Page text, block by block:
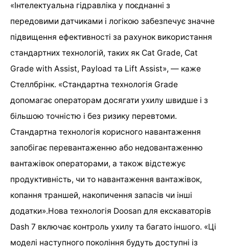
«Інтелектуальна гідравліка у поєднанні з
передовими датчиками і логікою забезпечує значне
підвищення ефективності за рахунок використання
стандартних технологій, таких як Cat Grade, Cat
Grade with Assist, Payload та Lift Assist», — каже
Стеллбрінк. «Стандартна технологія Grade
допомагає операторам досягати ухилу швидше і з
більшою точністю і без ризику перевтоми.
Стандартна технологія корисного навантаження
запобігає перевантаженню або недовантаженню
вантажівок операторами, а також відстежує
продуктивність, чи то навантаження вантажівок,
копання траншей, накопичення запасів чи інші
додатки».Нова технологія Doosan для екскаваторів
Dash 7 включає контроль ухилу та багато іншого. «Ці
моделі наступного покоління будуть доступні із